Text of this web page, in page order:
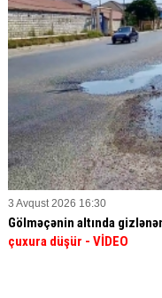
3 Avqust 2026 16:30
Gölməçənin altında
çuxura düşür - VİDEO